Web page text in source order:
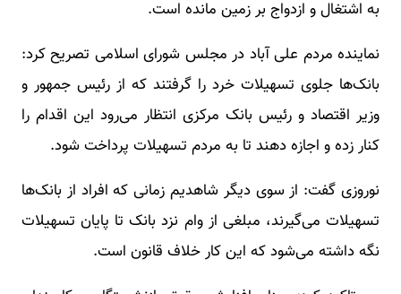
به اشتغال و ازدواج بر زمین مانده است.
نماینده مردم علی آباد در مجلس شورای اسلامی تصریح کرد:
بانک‌ها جلوی تسهیلات خرد را گرفتند که از رئیس جمهور و
وزیر اقتصاد و رئیس بانک مرکزی انتظار می‌رود این اقدام را
کنار زده و اجازه دهند تا به مردم تسهیلات پرداخت شود.
نوروزی گفت: از سوی دیگر شاهدیم زمانی که افراد از بانک‌ها
تسهیلات می‌گیرند، مبلغی از وام نزد بانک تا پایان تسهیلات
نگه داشته می‌شود که این کار خلاف قانون است.